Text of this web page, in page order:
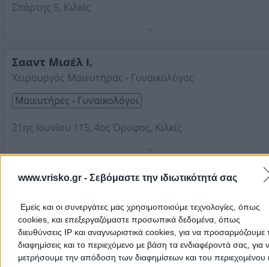
www.vrisko.gr - Σεβόμαστε την ιδιωτικότητά σας
Εμείς και οι συνεργάτες μας χρησιμοποιούμε τεχνολογίες, όπως
cookies, και επεξεργαζόμαστε προσωπικά δεδομένα, όπως
διευθύνσεις IP και αναγνωριστικά cookies, για να προσαρμόζουμε
διαφημίσεις και το περιεχόμενο με βάση τα ενδιαφέροντά σας, για
μετρήσουμε την απόδοση των διαφημίσεων και του περιεχομένου
Σπάρτης 5, Κιλκίς
Σααντ Μισέλ Ι.
Χειρουργός Μαιευτήρας - Γυναικολόγος
Μαιευτήρες - Γυναικολόγοι
21ης Ιουνίου 115, 4oς Όροφος, Κιλκίς
Τηλέφωνο:2341079810
Μαιευτήρες Γυναικολόγοι ,
Χαραλαμπίδης Ιωάννης Χ.
Μαιευτήρες - Γυναικολόγοι
Εθνικής Αντιστάσεως 7, Κιλκίς